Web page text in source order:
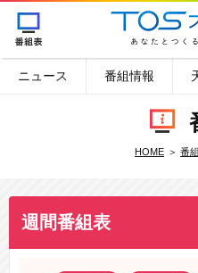
ニュース 番組情報
HOME 番
週間番組表